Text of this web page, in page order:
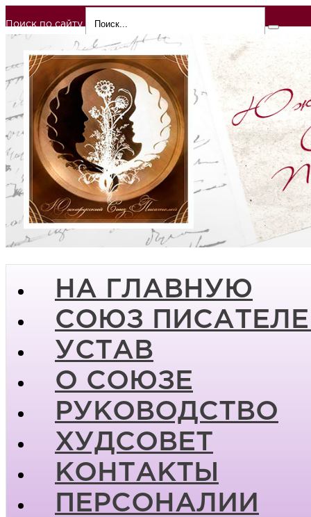
Поиск по сайту
НА ГЛАВНУЮ
СОЮЗ
УСТАВ
О СОЮЗЕ
РУКОВОДСТВО
ХУДСОВЕТ
КОНТАКТЫ
ПЕРСОНАЛИИ